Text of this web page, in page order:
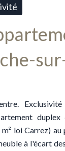
duplex
loi Carrez)
à l'écart